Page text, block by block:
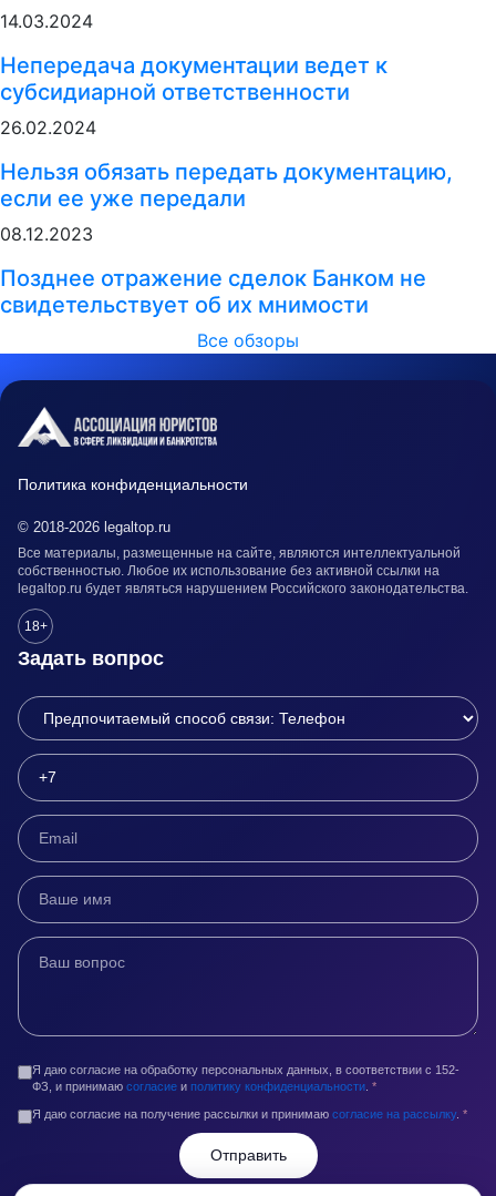
14.03.2024
Непередача документации ведет к
субсидиарной ответственности
26.02.2024
Нельзя обязать передать документацию,
если ее уже передали
08.12.2023
Позднее отражение сделок Банком не
свидетельствует об их мнимости
Все обзоры
Политика конфиденциальности
© 2018-2026 legaltop.ru
Все материалы, размещенные на сайте, являются интеллектуальной
собственностью. Любое их использование без активной ссылки на
legaltop.ru будет являться нарушением Российского законодательства.
18+
Задать вопрос
Я даю согласие на обработку персональных данных, в соответствии с 152-
ФЗ, и принимаю согласие и политику конфиденциальности *
Я даю согласие на получение рассылки и принимаю согласие на рассылку. *
Отправить